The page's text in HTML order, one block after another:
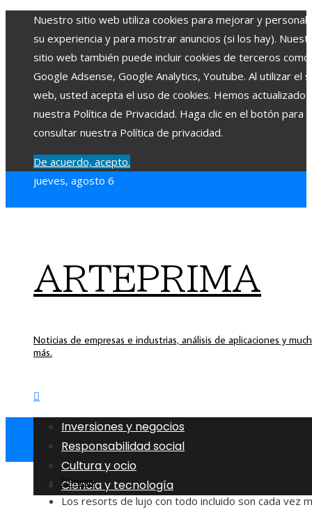
Nuestro sitio web utiliza cookies para mejorar y
su experiencia y para mostrar anuncios (si los hay).
sitio web también puede incluir cookies de terceros como
Google Adsense, Google Analytics, Youtube. Al utilizar el
web, usted acepta el uso de cookies. Hemos actualizado
nuestra Política de Privacidad. Haga clic en el botón para
consultar nuestra Política de privacidad.
De acuerdo, acepto.
jueves, agosto 6
ARTEPRIMA
Noticias de empresas e industrias, análisis de aplicaciones y
más.
Inversiones y negocios
Responsabilidad social
Cultura y ocio
Ciencia y tecnología
Inicio
Los resorts de lujo con todo incluido son cada vez